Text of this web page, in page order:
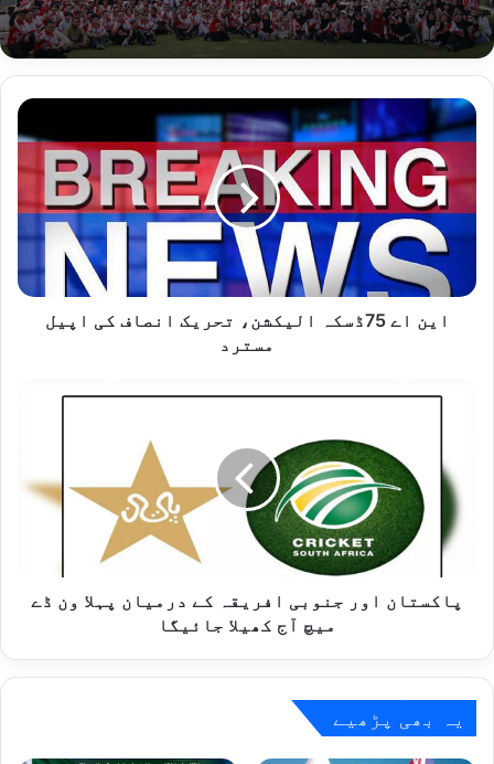
این
اے
75ڈسکہ
الیکشن،
تحریک
انصاف
اپیل
مسترد
این اے 75ڈسکہ الیکشن، تحریک انصاف کی اپیل
مسترد
پہلا
پاکستان اور جنوبی افریقہ کے درمیان پہلا ون ڈے
میچ آج کھیلا جائیگا
یہ بھی پڑھیے